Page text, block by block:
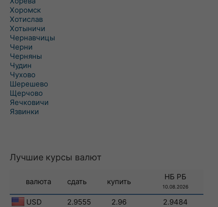
Хоромск
Хотислав
Хотыничи
Чернавчицы
Черни
Черняны
Чудин
Чухово
Шерешево
Щерчово
Яечковичи
Язвинки
Лучшие курсы валют
валюта сдать купить
НБ РБ
10.08.2026
USD 2.9555 2.96
2.9484